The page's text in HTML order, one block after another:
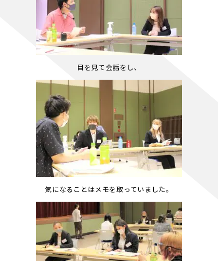
目を見て会話をし、
気になることはメモを取っていました。